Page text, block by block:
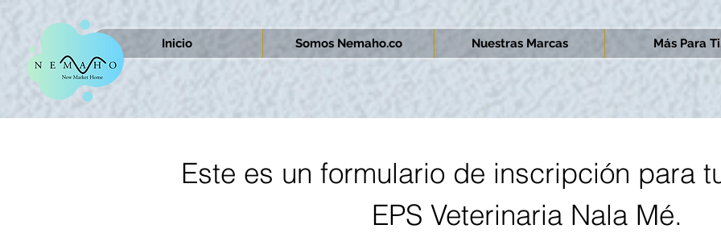
Inicio Somos Nemaho.co Nuestras Marcas Más Para
Este es un formulario de inscripción para
EPS Veterinaria Nala Mé.